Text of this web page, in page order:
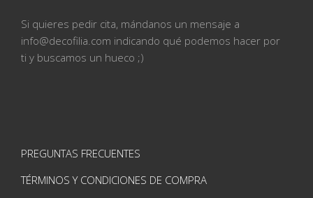
Si quieres pedir cita, mándanos un mensaje a
info@decofilia.com indicando qué podemos hacer por
ti y buscamos un hueco ;)
PREGUNTAS FRECUENTES
TÉRMINOS Y CONDICIONES DE COMPRA